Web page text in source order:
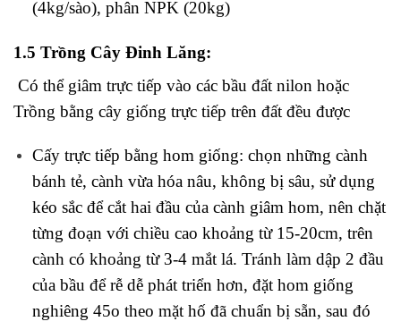
Trồng bằng cây giống trực tiếp trên đất đều được
Cấy trực tiếp bằng hom giống: chọn những cành
bánh tẻ, cành vừa hóa nâu, không bị sâu, sử dụng
kéo sắc để cắt hai đầu của cành giâm hom, nên chặt
cành có khoảng từ 3-4 mắt lá. Tránh làm dập 2 đầu
của bầu để rễ dễ phát triển hơn, đặt hom giống
nghiêng 45o theo mặt hố đã chuẩn bị sẵn, sau đó
lấp hom, để hở đầu hom trên mặt đất 5cm.
Trong trường hợp trồng cây Đinh lăng với số lượng
lớn, thì nên cày cho đất tơi xốp, luống cao 20-25cm